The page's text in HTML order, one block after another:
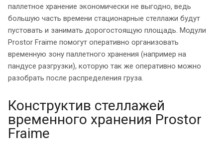
паллетное хранение экономически не выгодно, ведь
большую часть времени стационарные стеллажи будут
пустовать и занимать дорогостоящую площадь. Модули
Prostor Fraime помогут оперативно организовать
временную зону паллетного хранения (например на
пандусе разгрузки), которую так же оперативно можно
разобрать после распределения груза.
Конструктив стеллажей
временного хранения Prostor
Fraime